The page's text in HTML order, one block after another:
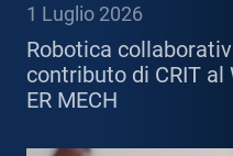
1 Luglio 2026
Robotica
contributo di CRIT
ER MECH